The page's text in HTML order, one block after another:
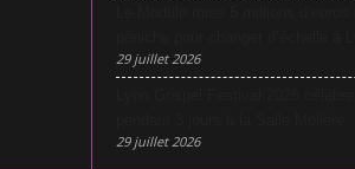
29 juillet 2026
29 juillet 2026